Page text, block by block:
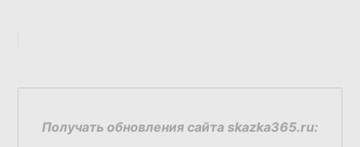
Получать обновления сайта skazka365.ru: